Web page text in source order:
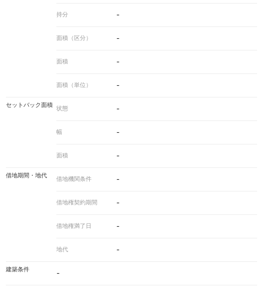
持分 -
面積（区分） -
面積 -
面積（単位） -
セットバック面積
状態 -
幅 -
面積 -
借地期間・地代
借地機関条件 -
借地権契約期間 -
借地権満了日 -
地代 -
建築条件 -